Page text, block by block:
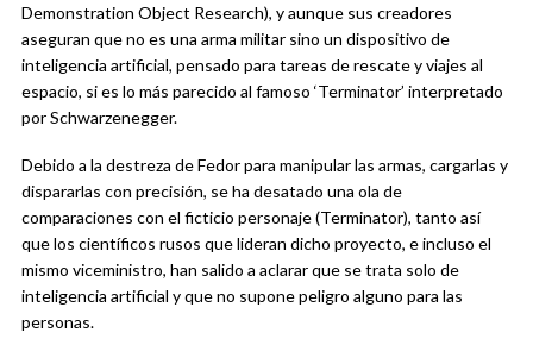
Demonstration Object Research), y aunque sus creadores
aseguran que no es una arma militar sino un dispositivo de
inteligencia artificial, pensado para tareas de rescate y viajes al
espacio, si es lo más parecido al famoso ‘Terminator’ interpretado
por Schwarzenegger.
Debido a la destreza de Fedor para manipular las armas, cargarlas y
dispararlas con precisión, se ha desatado una ola de
comparaciones con el ficticio personaje (Terminator), tanto así
que los científicos rusos que lideran dicho proyecto, e incluso el
mismo viceministro, han salido a aclarar que se trata solo de
inteligencia artificial y que no supone peligro alguno para las
personas.